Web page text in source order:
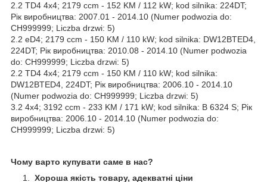
2.2 TD4 4x4; 2179 ccm - 152 KM / 112 kW; kod silnika: 224DT;
Рік виробництва: 2007.01 - 2014.10 (Numer podwozia do:
CH999999; Liczba drzwi: 5)
2.2 eD4; 2179 ccm - 150 KM / 110 kW; kod silnika: DW12BTED4,
224DT; Рік виробництва: 2010.08 - 2014.10 (Numer podwozia
do: CH999999; Liczba drzwi: 5)
2.2 TD4 4x4; 2179 ccm - 150 KM / 110 kW; kod silnika:
DW12BTED4, 224DT; Рік виробництва: 2006.10 - 2014.10
(Numer podwozia do: CH999999; Liczba drzwi: 5)
3.2 4x4; 3192 ccm - 233 KM / 171 kW; kod silnika: B 6324 S; Рік
виробництва: 2006.10 - 2014.10 (Numer podwozia do:
CH999999; Liczba drzwi: 5)
Чому варто купувати саме в нас?
Хороша якість товару, адекватні ціни